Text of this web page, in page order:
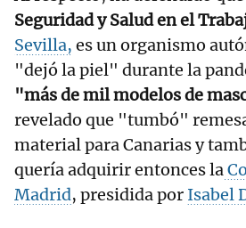
Seguridad y Salud en el
Sevilla, es un organismo
"dejó la piel" durante la
"más de mil modelos de
revelado que "tumbó"
material para Canarias y
quería adquirir entonces la
Madrid, presidida por Isabel